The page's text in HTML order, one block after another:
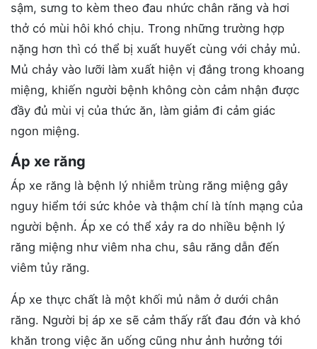
sậm, sưng to kèm theo đau nhức chân răng và hơi
thở có mùi hôi khó chịu. Trong những trường hợp
nặng hơn thì có thể bị xuất huyết cùng với chảy mủ.
Mủ chảy vào lưỡi làm xuất hiện vị đắng trong khoang
miệng, khiến người bệnh không còn cảm nhận được
đầy đủ mùi vị của thức ăn, làm giảm đi cảm giác
ngon miệng.
Áp xe răng
Áp xe răng là bệnh lý nhiễm trùng răng miệng gây
nguy hiểm tới sức khỏe và thậm chí là tính mạng của
người bệnh. Áp xe có thể xảy ra do nhiều bệnh lý
răng miệng như viêm nha chu, sâu răng dẫn đến
viêm tủy răng.
Áp xe thực chất là một khối mủ nằm ở dưới chân
răng. Người bị áp xe sẽ cảm thấy rất đau đớn và khó
khăn trong việc ăn uống cũng như ảnh hưởng tới